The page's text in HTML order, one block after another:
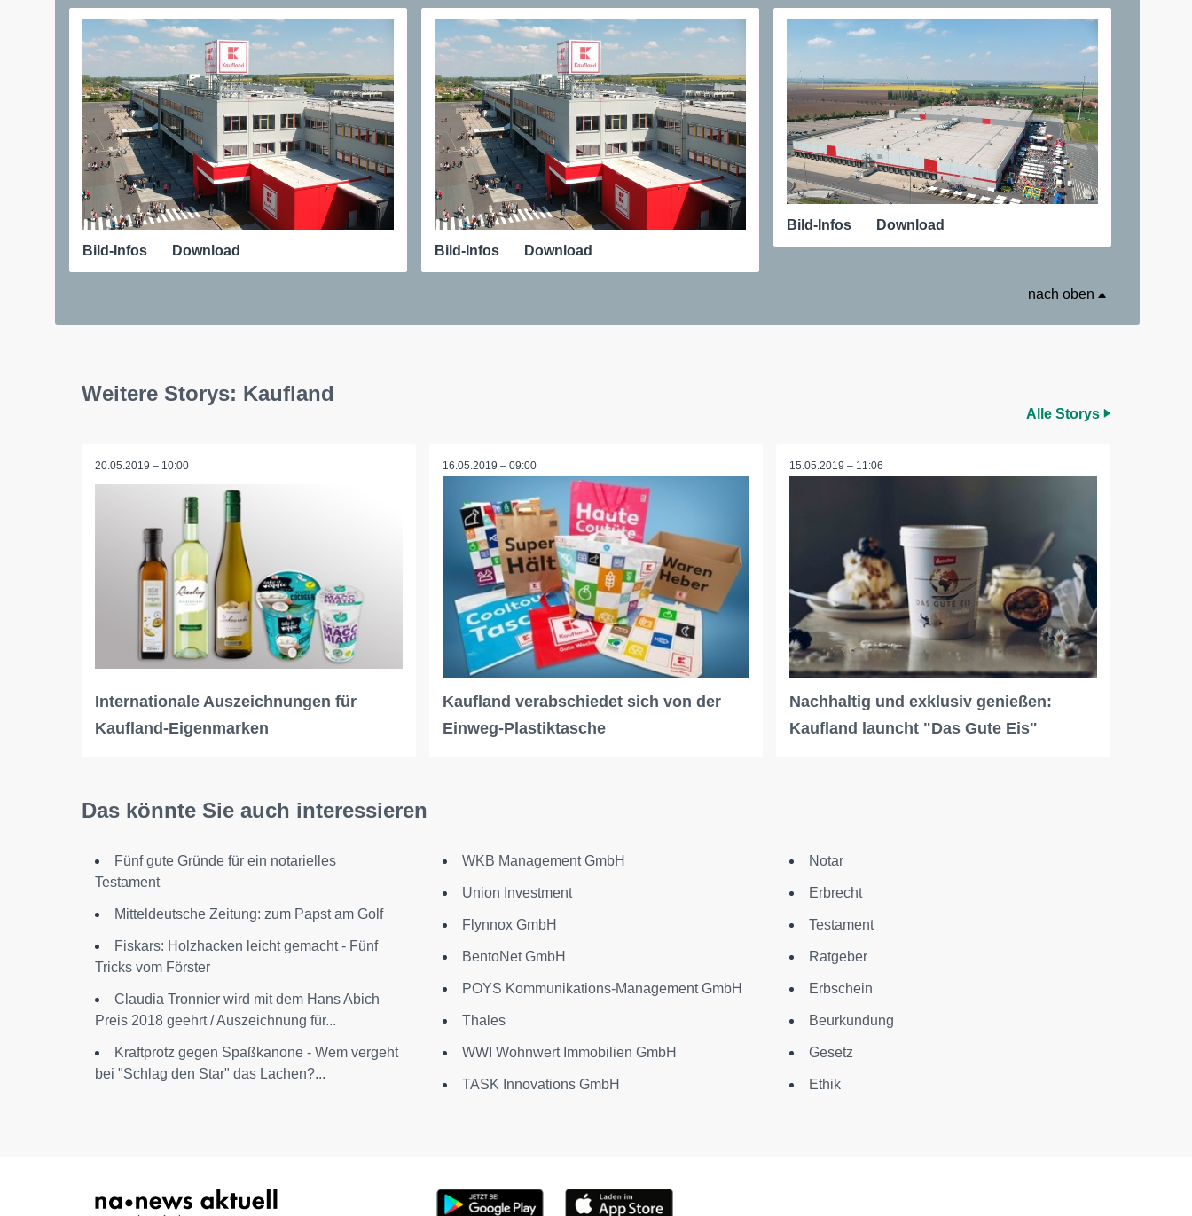
Bild-Infos Download Bild-Infos Download
Bild-Infos Download
nach oben
Weitere Storys: Kaufland
Alle Storys
20.05.2019 – 10:00
Internationale Auszeichnungen für
Kaufland-Eigenmarken
16.05.2019 – 09:00
Kaufland verabschiedet sich von der
Einweg-Plastiktasche
15.05.2019 – 11:06
Nachhaltig und exklusiv genießen:
Kaufland launcht "Das Gute Eis"
Das könnte Sie auch interessieren
Fünf gute Gründe für ein notarielles
Testament
Mitteldeutsche Zeitung: zum Papst am Golf
Fiskars: Holzhacken leicht gemacht - Fünf
Tricks vom Förster
Claudia Tronnier wird mit dem Hans Abich
Preis 2018 geehrt / Auszeichnung für...
Kraftprotz gegen Spaßkanone - Wem vergeht
bei "Schlag den Star" das Lachen?...
WKB Management GmbH
Union Investment
Flynnox GmbH
BentoNet GmbH
POYS Kommunikations-Management GmbH
Thales
WWI Wohnwert Immobilien GmbH
TASK Innovations GmbH
Notar
Erbrecht
Testament
Ratgeber
Erbschein
Beurkundung
Gesetz
Ethik